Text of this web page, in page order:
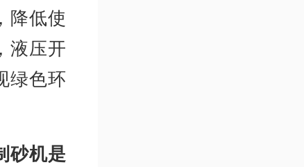
降低使
液压开
绿色环
砂机是